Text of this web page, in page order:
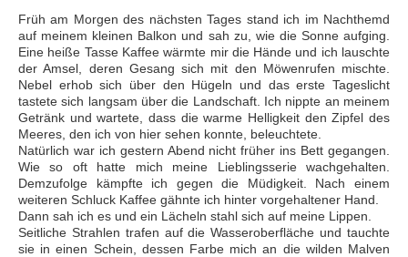
Früh am Morgen des nächsten Tages stand ich im Nachthemd
auf meinem kleinen Balkon und sah zu, wie die Sonne aufging.
Eine heiße Tasse Kaffee wärmte mir die Hände und ich lauschte
der Amsel, deren Gesang sich mit den Möwenrufen mischte.
Nebel erhob sich über den Hügeln und das erste Tageslicht
tastete sich langsam über die Landschaft. Ich nippte an meinem
Getränk und wartete, dass die warme Helligkeit den Zipfel des
Meeres, den ich von hier sehen konnte, beleuchtete.
Natürlich war ich gestern Abend nicht früher ins Bett gegangen.
Wie so oft hatte mich meine Lieblingsserie wachgehalten.
Demzufolge kämpfte ich gegen die Müdigkeit. Nach einem
weiteren Schluck Kaffee gähnte ich hinter vorgehaltener Hand.
Dann sah ich es und ein Lächeln stahl sich auf meine Lippen.
Seitliche Strahlen trafen auf die Wasseroberfläche und tauchte
sie in einen Schein, dessen Farbe mich an die wilden Malven